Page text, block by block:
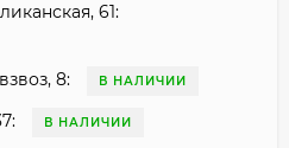
61:
8: В НАЛИЧИИ
В НАЛИЧИИ